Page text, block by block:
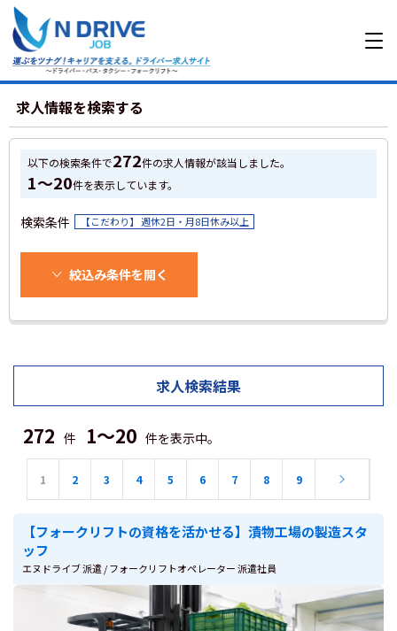
求人情報を検索する
以下の検索条件で272件の求人情報が該当しました。
1～20件を表示しています。
検索条件 【こだわり】 週休2日・月8日休み以上
絞込み条件を開く
求人検索結果
272 件 1～20 件を表示中。
1 2 3 4 5 6 7 8 9
【フォークリフトの資格を活かせる】漬物工場の製造スタ
ッフ
エヌドライブ 派遣 / フォークリフトオペレーター 派遣社員